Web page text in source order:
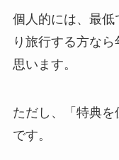
個人的には、最低
り旅行する方な
思います。
ただし、「特典
です。